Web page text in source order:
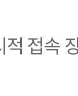
접속